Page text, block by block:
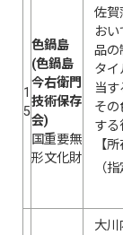
1
5
色鍋島
(色鍋島
今右衛門
技術保存
会)
国重要無
形文化財
佐賀
お
品の
タイ
当す
その
する
【
（
大川